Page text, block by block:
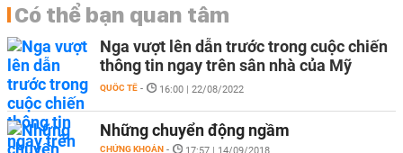
Có thể bạn quan tâm
Nga vượt lên dẫn trước trong cuộc chiến
thông tin ngay trên sân nhà của Mỹ
QUỐC TẾ - 16:00 | 22/08/2022
Những chuyển động ngầm
CHỨNG KHOÁN -